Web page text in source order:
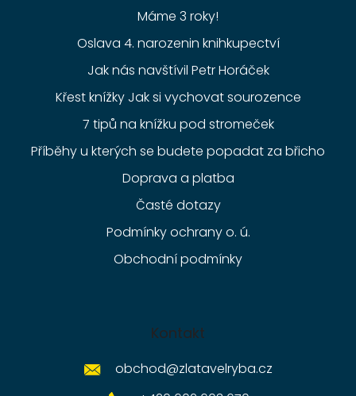
Máme 3 roky!
Oslava 4. narozenin knihkupectví
Jak nás navštívil Petr Horáček
Křest knížky Jak si vychovat sourozence
7 tipů na knížku pod stromeček
Příběhy u kterých se budete popadat za břicho
Doprava a platba
Časté dotazy
Podmínky ochrany o. ú.
Obchodní podmínky
Kontakt
obchod@zlatavelryba.cz